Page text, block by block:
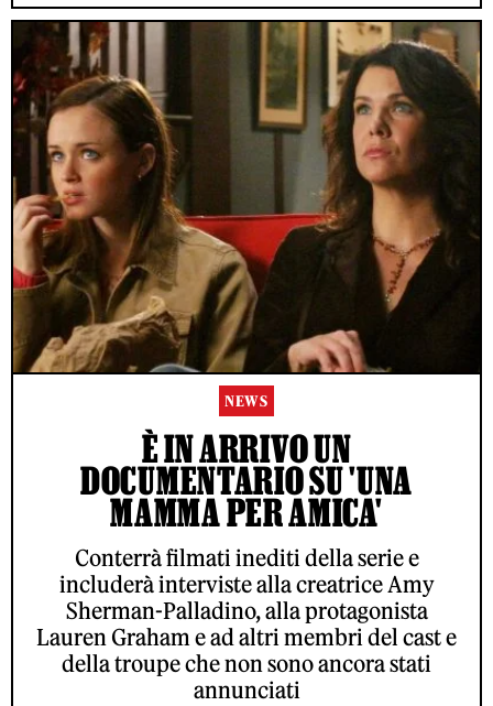
NEWS
È IN ARRIVO UN
DOCUMENTARIO SU 'UNA
MAMMA PER AMICA'
Conterrà filmati inediti della serie e
includerà interviste alla creatrice Amy
Sherman-Palladino, alla protagonista
Lauren Graham e ad altri membri del cast e
della troupe che non sono ancora stati
annunciati